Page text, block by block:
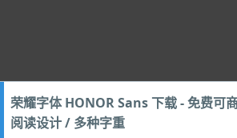
荣耀字体 HONOR Sans 下载 - 免费可
阅读设计 / 多种字重